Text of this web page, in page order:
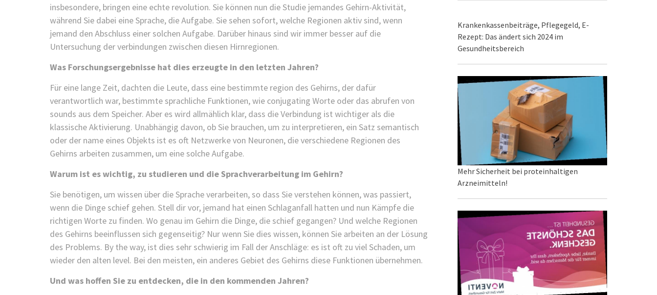
insbesondere, bringen eine echte revolution. Sie können nun die Studie jemandes Gehirn-Aktivität,
während Sie dabei eine Sprache, die Aufgabe. Sie sehen sofort, welche Regionen aktiv sind, wenn
jemand den Abschluss einer solchen Aufgabe. Darüber hinaus sind wir immer besser auf die
Untersuchung der verbindungen zwischen diesen Hirnregionen.
Was Forschungsergebnisse hat dies erzeugte in den letzten Jahren?
Für eine lange Zeit, dachten die Leute, dass eine bestimmte region des Gehirns, der dafür
verantwortlich war, bestimmte sprachliche Funktionen, wie conjugating Worte oder das abrufen von
sounds aus dem Speicher. Aber es wird allmählich klar, dass die Verbindung ist wichtiger als die
klassische Aktivierung. Unabhängig davon, ob Sie brauchen, um zu interpretieren, ein Satz semantisch
oder der name eines Objekts ist es oft Netzwerke von Neuronen, die verschiedene Regionen des
Gehirns arbeiten zusammen, um eine solche Aufgabe.
Warum ist es wichtig, zu studieren und die Sprachverarbeitung im Gehirn?
Sie benötigen, um wissen über die Sprache verarbeiten, so dass Sie verstehen können, was passiert,
wenn die Dinge schief gehen. Stell dir vor, jemand hat einen Schlaganfall hatten und nun Kämpfe die
richtigen Worte zu finden. Wo genau im Gehirn die Dinge, die schief gegangen? Und welche Regionen
des Gehirns beeinflussen sich gegenseitig? Nur wenn Sie dies wissen, können Sie arbeiten an der Lösung
des Problems. By the way, ist dies sehr schwierig im Fall der Anschläge: es ist oft zu viel Schaden, um
wieder den alten level. Bei den meisten, ein anderes Gebiet des Gehirns diese Funktionen übernehmen.
Und was hoffen Sie zu entdecken, die in den kommenden Jahren?
Krankenkassenbeiträge, Pflegegeld, E-
Rezept: Das ändert sich 2024 im
Gesundheitsbereich
Mehr Sicherheit bei proteinhaltigen
Arzneimitteln!